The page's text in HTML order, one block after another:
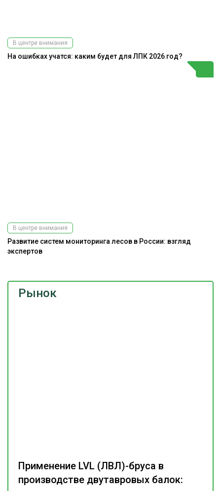
Рынок
Применение LVL (ЛВЛ)-бруса в
производстве двутавровых балок:
В центре внимания
На ошибках учатся: каким будет для ЛПК 2026 год?
В центре внимания
Развитие систем мониторинга лесов в России: взгляд
экспертов